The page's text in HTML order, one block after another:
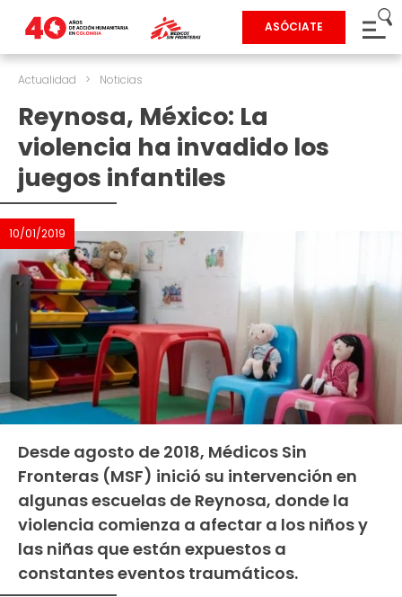
ASÓCIATE
Actualidad > Noticias
Reynosa, México: La
violencia ha invadido los
juegos infantiles
10/01/2019
Desde agosto de 2018, Médicos Sin
Fronteras (MSF) inició su intervención en
algunas escuelas de Reynosa, donde la
violencia comienza a afectar a los niños y
las niñas que están expuestos a
constantes eventos traumáticos.